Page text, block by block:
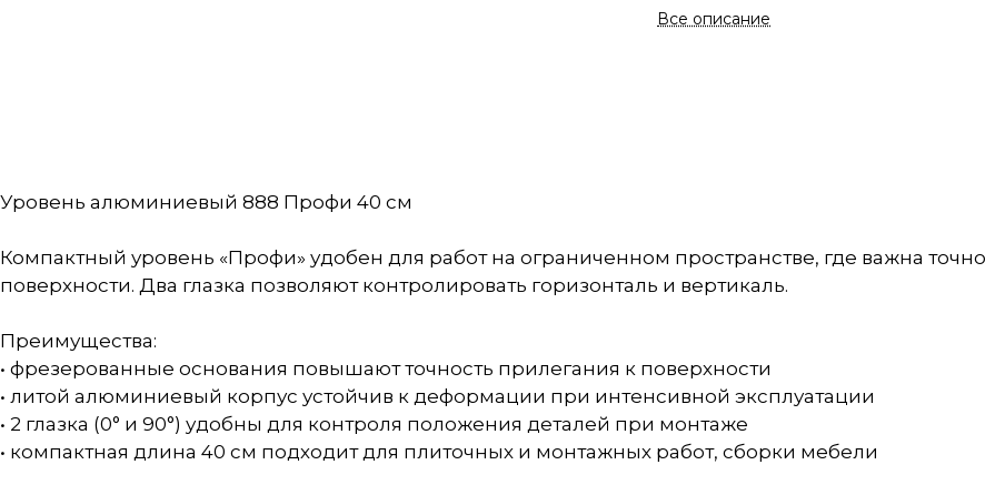
Все описание
Уровень алюминиевый 888 Профи 40 см
Компактный уровень «Профи» удобен для работ на ограниченном пространстве, где важна
поверхности. Два глазка позволяют контролировать горизонталь и вертикаль.
Преимущества:
• фрезерованные основания повышают точность прилегания к поверхности
• литой алюминиевый корпус устойчив к деформации при интенсивной эксплуатации
• 2 глазка (0° и 90°) удобны для контроля положения деталей при монтаже
• компактная длина 40 см подходит для плиточных и монтажных работ, сборки мебели